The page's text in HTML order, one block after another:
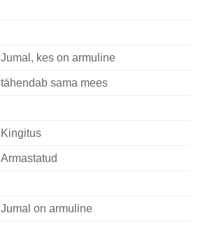
Jumal, kes on armuline
tähendab sama mees
Kingitus
Armastatud
Jumal on armuline